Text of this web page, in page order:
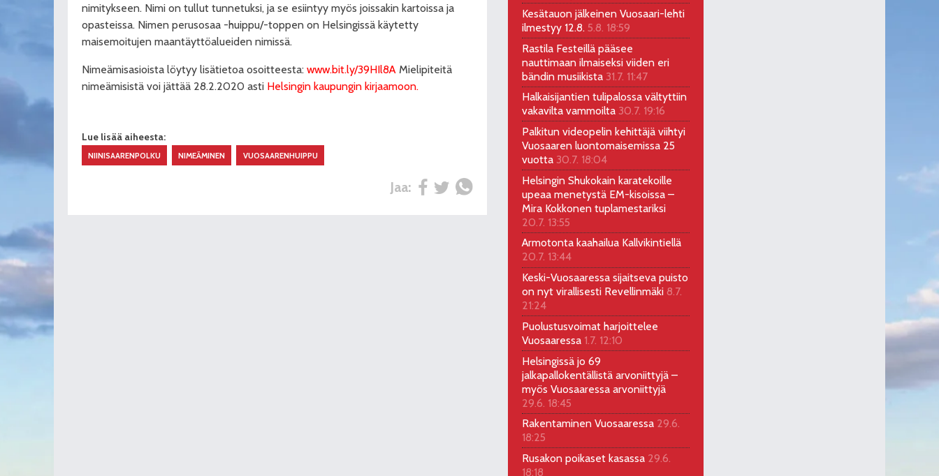
nimitykseen. Nimi on tullut tunnetuksi, ja se esiintyy myös joissakin kartoissa ja
opasteissa. Nimen perusosaa -huippu/-toppen on Helsingissä käytetty
maisemoitujen maantäyttöalueiden nimissä.
Nimeämisasioista löytyy lisätietoa osoitteesta: www.bit.ly/39HIl8A Mielipiteitä
nimeämisistä voi jättää 28.2.2020 asti Helsingin kaupungin kirjaamoon.
Lue lisää aiheesta:
NIINISAARENPOLKU NIMEÄMINEN VUOSAARENHUIPPU
Jaa:
Kesätauon jälkeinen Vuosaari-lehti
ilmestyy 12.8. 5.8. 18:59
Rastila Festeillä pääsee
nauttimaan ilmaiseksi viiden eri
bändin musiikista 31.7. 11:47
Halkaisijantien tulipalossa vältyttiin
vakavilta vammoilta 30.7. 19:16
Palkitun videopelin kehittäjä viihtyi
Vuosaaren luontomaisemissa 25
vuotta 30.7. 18:04
Helsingin Shukokain karatekoille
upeaa menetystä EM-kisoissa –
Mira Kokkonen tuplamestariksi
20.7. 13:55
Armotonta kaahailua Kallvikintiellä
20.7. 13:44
Keski-Vuosaaressa sijaitseva puisto
on nyt virallisesti Revellinmäki 8.7.
21:24
Puolustusvoimat harjoittelee
Vuosaaressa 1.7. 12:10
Helsingissä jo 69
jalkapallokentällistä arvoniittyjä –
myös Vuosaaressa arvoniittyjä
29.6. 18:45
Rakentaminen Vuosaaressa 29.6.
18:25
Rusakon poikaset kasassa 29.6.
18:18